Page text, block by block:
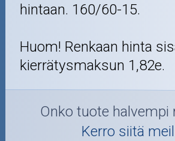
hintaan. 160/60-15.
Huom! Renkaan hinta
kierrätysmaksun 1,82e.
Onko tuote halvempi
Kerro siitä